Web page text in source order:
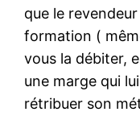
que le
formation (
vous la débiter,
une marge qui
rétribuer son